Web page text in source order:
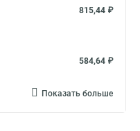
815,44 ₽
584,64 ₽
Показать больше